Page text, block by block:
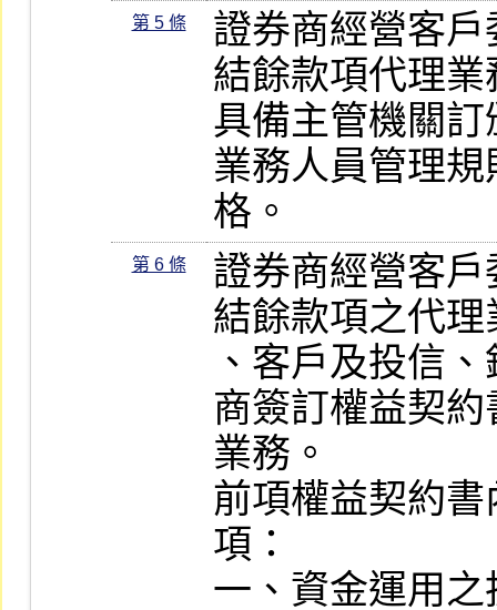
第 5 條
證券商經營客
結餘款項代理
具備主管機關
業務人員管理
格。
第 6 條
證券商經營客
結餘款項之代
、客戶及投信
商簽訂權益契
業務。
前項權益契約
項：
一、資金運用